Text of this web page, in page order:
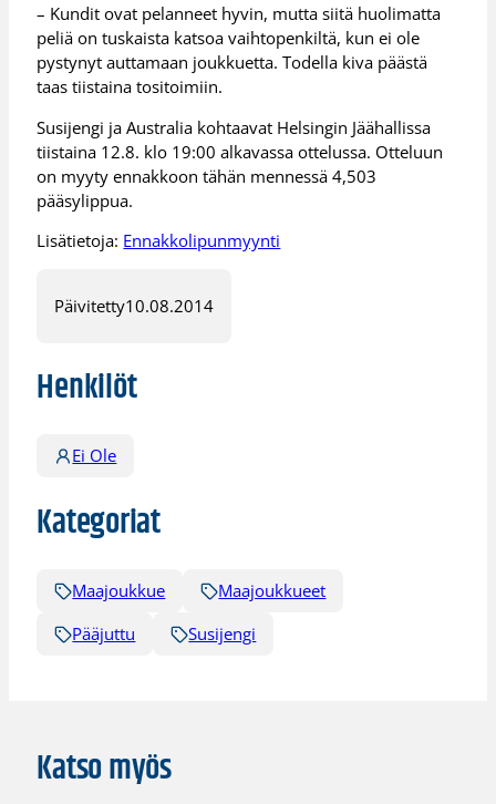
– Kundit ovat pelanneet hyvin, mutta siitä huolimatta
peliä on tuskaista katsoa vaihtopenkiltä, kun ei ole
pystynyt auttamaan joukkuetta. Todella kiva päästä
taas tiistaina tositoimiin.
Susijengi ja Australia kohtaavat Helsingin Jäähallissa
tiistaina 12.8. klo 19:00 alkavassa ottelussa. Otteluun
on myyty ennakkoon tähän mennessä 4,503
pääsylippua.
Lisätietoja: Ennakkolipunmyynti
Päivitetty10.08.2014
Henkilöt
Ei Ole
Kategoriat
Maajoukkue
Maajoukkueet
Pääjuttu
Susijengi
Katso myös